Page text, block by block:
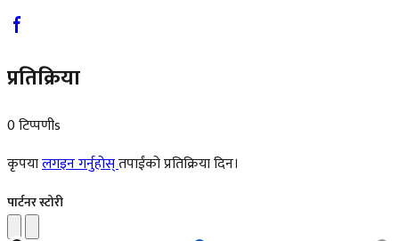
प्रतिक्रिया
0 टिप्पणीs
कृपयालगइन गर्नुहोस्तपाईंको प्रतिक्रिया दिन।
पार्टनर स्टोरी